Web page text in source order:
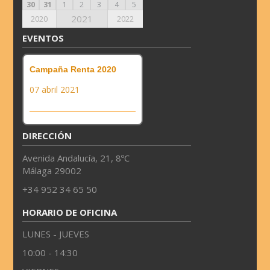
30
31 1 2 3 4 5
2020 2021 2022
EVENTOS
Campaña Renta 2020
07 abril 2021
DIRECCIÓN
Avenida Andalucía, 21, 8ºC
Málaga 29002
+34 952 34 65 50
HORARIO DE OFICINA
LUNES - JUEVES
10:00 - 14:30